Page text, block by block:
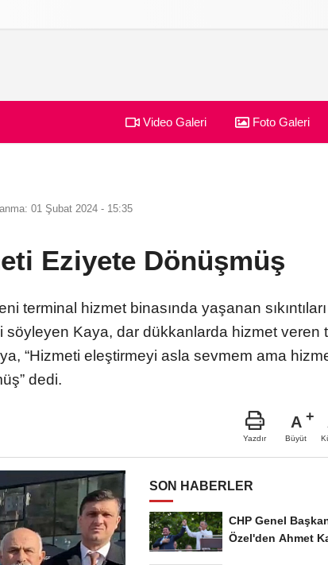
Video Galeri Foto Galeri
01 Şubat 2024 - 15:35
Eziyete Dönüşmüş
hizmet binasında yaşanan sıkıntıları
söyleyen Kaya, dar dükkanlarda hizmet veren
“Hizmeti eleştirmeyi asla sevmem ama
dedi.
Yazdır
A
Büyüt
SON HABERLER
CHP Genel
Özel'den Ahmet